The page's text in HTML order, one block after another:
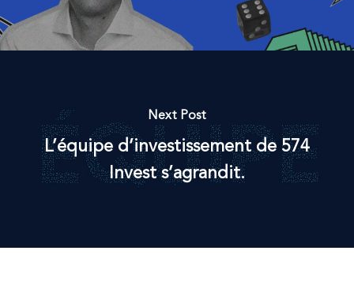
Next Post
L’équipe d’investissement de 574
Invest s’agrandit.